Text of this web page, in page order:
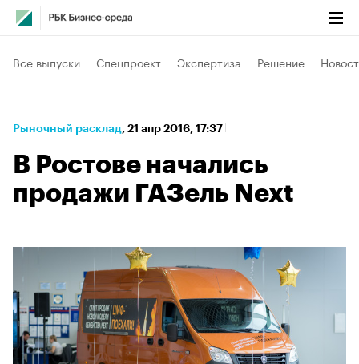
Все выпуски Спецпроект Экспертиза Решение
Рыночный расклад⁠, 21 апр 2016, 17:37
В Ростове начались
продажи ГАЗель Next